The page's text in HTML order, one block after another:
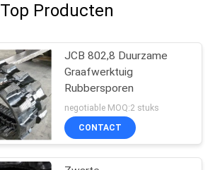
Top Producten
JCB 802,8 Duurzame
Graafwerktuig
Rubbersporen
negotiable MOQ:2 stuks
CONTACT